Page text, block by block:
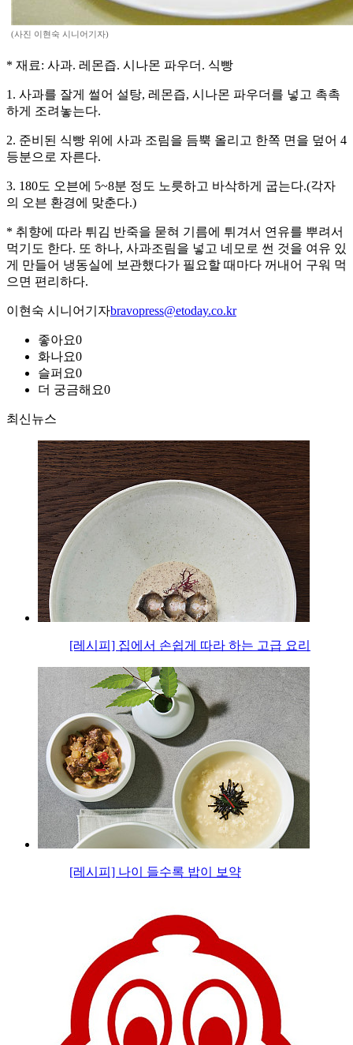
(사진 이현숙 시니어기자)
* 재료: 사과. 레몬즙. 시나몬 파우더. 식빵
1. 사과를 잘게 썰어 설탕, 레몬즙, 시나몬 파우더를 넣고 촉촉
하게 조려놓는다.
2. 준비된 식빵 위에 사과 조림을 듬뿍 올리고 한쪽 면을 덮어 4
등분으로 자른다.
3. 180도 오븐에 5~8분 정도 노릇하고 바삭하게 굽는다.(각자
의 오븐 환경에 맞춘다.)
* 취향에 따라 튀김 반죽을 묻혀 기름에 튀겨서 연유를 뿌려서
먹기도 한다. 또 하나, 사과조림을 넣고 네모로 썬 것을 여유 있
게 만들어 냉동실에 보관했다가 필요할 때마다 꺼내어 구워 먹
으면 편리하다.
이현숙 시니어기자bravopress@etoday.co.kr
좋아요0
화나요0
슬퍼요0
더 궁금해요0
최신뉴스
[레시피] 집에서 손쉽게 따라 하는 고급 요리
[레시피] 나이 들수록 밥이 보약